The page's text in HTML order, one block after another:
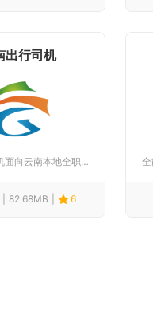
出行司机
云南出行司机面向云南本地全职、兼职网约车从业者打造接单运营工...
82.68MB 6